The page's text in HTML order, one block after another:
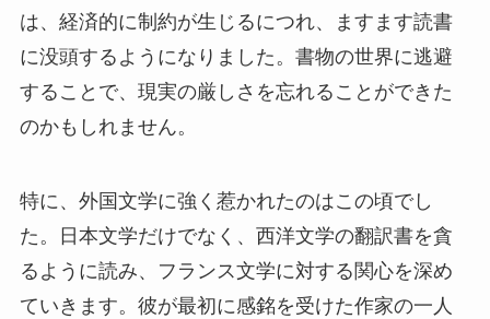
は、経済的に制約が生じるにつれ、ますます読書
に没頭するようになりました。書物の世界に逃避
することで、現実の厳しさを忘れることができた
のかもしれません。
特に、外国文学に強く惹かれたのはこの頃でし
た。日本文学だけでなく、西洋文学の翻訳書を貪
るように読み、フランス文学に対する関心を深め
ていきます。彼が最初に感銘を受けた作家の一人